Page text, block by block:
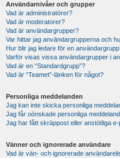
Användarnivåer och grupper
Vad är administratörer?
Vad är moderatorer?
Vad är användargrupper?
Var hittar jag användargrupperna och
Hur blir jag ledare för en
Varför visas vissa användargrupper i
Vad är en “Standardgrupp”?
Vad är “Teamet”-länken för något?
Personliga meddelanden
Jag kan inte skicka personliga
Jag får oönskade personliga
Jag har fått skräppost eller anstötliga
Vänner och ignorerade användare
Vad är vän- och ignorerade